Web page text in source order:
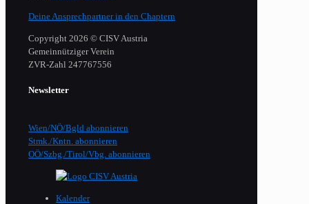
Deine Ansprechpartner in den Chaptern
Copyright 2026 © CISV Austria
Gemeinnütziger Verein
​ZVR-Zahl 247767556
Newsletter
Wien/NÖ/Bgld abonnieren
Stmk./Kntn. abonnieren
OÖ/Szbg./Tirol/Vbg. abonnieren
Kalender